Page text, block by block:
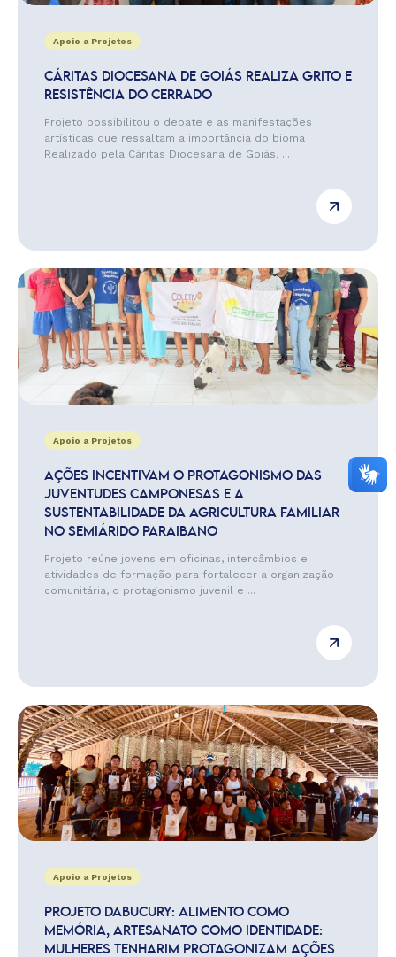
Apoio a Projetos
CÁRITAS DIOCESANA DE GOIÁS REALIZA GRITO E
RESISTÊNCIA DO CERRADO
Projeto possibilitou o debate e as manifestações
artísticas que ressaltam a importância do bioma
Realizado pela Cáritas Diocesana de Goiás, ...
Apoio a Projetos
AÇÕES INCENTIVAM O PROTAGONISMO DAS
JUVENTUDES CAMPONESAS E A
SUSTENTABILIDADE DA AGRICULTURA FAMILIAR
NO SEMIÁRIDO PARAIBANO
Projeto reúne jovens em oficinas, intercâmbios e
atividades de formação para fortalecer a organização
comunitária, o protagonismo juvenil e ...
Apoio a Projetos
PROJETO DABUCURY: ALIMENTO COMO
MEMÓRIA, ARTESANATO COMO IDENTIDADE:
MULHERES TENHARIM PROTAGONIZAM AÇÕES